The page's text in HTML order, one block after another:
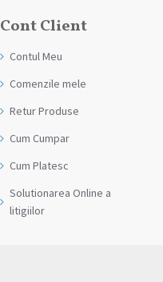
Cont Client
Contul Meu
Comenzile mele
Retur Produse
Cum Cumpar
Cum Platesc
Solutionarea Online a
litigiilor